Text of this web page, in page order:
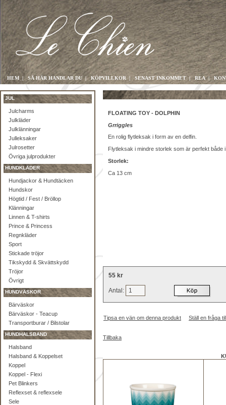
HEM | SÅ HÄR HANDLAR DU |KÖPVILLKOR | SENAST INKOMMET|REA|
JUL
Julcharms
Julkläder
Julklänningar
Julleksaker
Julrosetter
Övriga julprodukter
HUNDKLÄDER
Hundjackor & Hundtäcken
Hundskor
Högtid / Fest / Bröllop
Klänningar
Linnen & T-shirts
Prince & Princess
Regnkläder
Sport
Stickade tröjor
Tikskydd & Skvättskydd
Tröjor
Övrigt
HUNDVÄSKOR
Bärväskor
Bärväskor - Teacup
Transportburar / Bilstolar
HUNDHALSBAND
Halsband
Halsband & Koppelset
Koppel
Koppel - Flexi
Pet Blinkers
Reflexset & reflexsele
Sele
FLOATING TOY - DOLPHIN
Grriggles
En rolig flytleksak i form av en delfin.
Flytleksak i mindre storlek som är perfekt både
Storlek:
Ca 13 cm
55 kr
Antal:
Tipsa en vän om denna produkt Ställ en fråga
Tillbaka